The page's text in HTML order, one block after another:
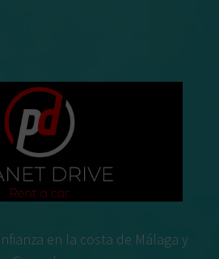
en la costa de Málaga y